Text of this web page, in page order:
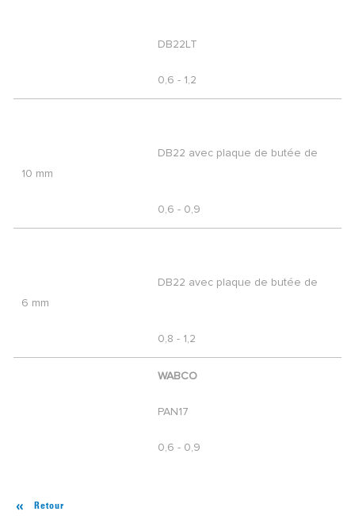
DB22LT
0,6 - 1,2
DB22 avec plaque de butée de
10 mm
0,6 - 0,9
DB22 avec plaque de butée de
6 mm
0,8 - 1,2
WABCO
PAN17
0,6 - 0,9
Retour